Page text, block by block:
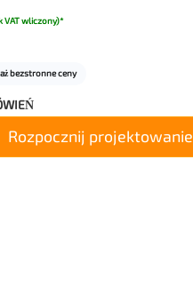
VAT wliczony)*
bezstronne ceny
Rozpocznij projektowanie